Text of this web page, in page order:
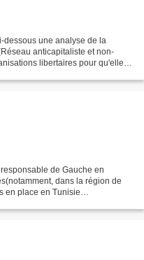
dessous une analyse de la
anticapitaliste et non-
libertaires pour qu'elles
de Gauche en
dans la région de
en place en Tunisie